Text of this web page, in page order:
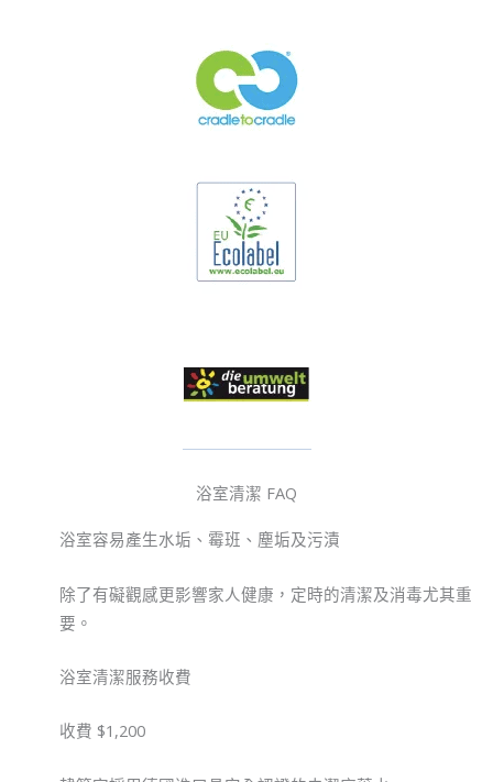
浴室清潔 FAQ
浴室容易產生水垢、霉班、塵垢及污漬
除了有礙觀感更影響家人健康，定時的清潔及消毒尤其重
要。
浴室清潔服務收費
收費 $1,200